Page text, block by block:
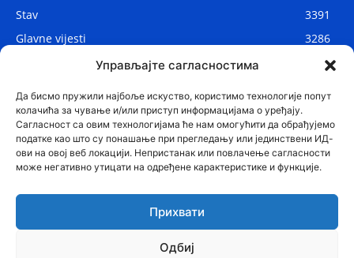
Управљајте сагласностима
Да бисмо пружили најбоље искуство, користимо технологије попут
колачића за чување и/или приступ информацијама о уређају.
Сагласност са овим технологијама ће нам омогућити да обрађујемо
податке као што су понашање при прегледању или јединствени ИД-
ови на овој веб локацији. Непристанак или повлачење сагласности
може негативно утицати на одређене карактеристике и функције.
Прихвати
Одбиј
Stav
3391
Glavne vijesti
3286
2908